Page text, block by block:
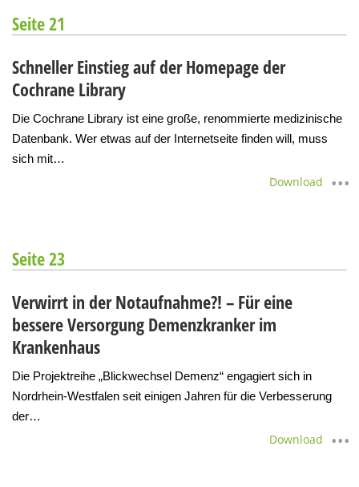
Seite 21
Schneller Einstieg auf der Homepage der
Cochrane Library
Die Cochrane Library ist eine große, renommierte medizinische
Datenbank. Wer etwas auf der Internetseite finden will, muss
sich mit…
Download
Seite 23
Verwirrt in der Notaufnahme?! – Für eine
bessere Versorgung Demenzkranker im
Krankenhaus
Die Projektreihe „Blickwechsel Demenz“ engagiert sich in
Nordrhein-Westfalen seit einigen Jahren für die Verbesserung
der…
Download